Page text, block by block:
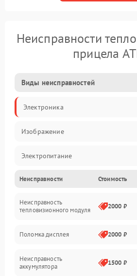
Неисправности
прицела
Виды неисправностей
Электроника
Изображение
Электропитание
Измерения
Матрица
Неисправности Стоимость
Неисправность
тепловизионного модуля
2000 ₽
Поломка дисплея 2000 ₽
Неисправность
аккумулятора
1500 ₽